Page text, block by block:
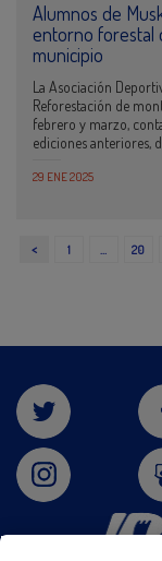
Alumnos de
entorno forestal
municipio
La Asociación
Reforestación de
febrero y marzo,
ediciones anteriores,
29 ENE 2025
< 1 … 20